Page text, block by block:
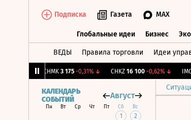
Подписка Газета MAX
Глобальные идеи Бизнес
ВЕДЫ Правила торговли Идеи
CHMK 3 175 -0,31%↓ CHKZ 16 100 -0,62%↓
КАЛЕНДАРЬ
СОБЫТИЙ
Август
Пн Вт Ср Чт Пт Сб Вс
1 2